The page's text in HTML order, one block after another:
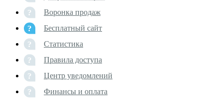
Воронка продаж
Бесплатный сайт
Статистика
Правила доступа
Центр уведомлений
Финансы и оплата